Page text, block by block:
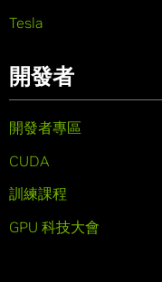
Tesla
開發者
開發者專區
CUDA
訓練課程
GPU 科技大會